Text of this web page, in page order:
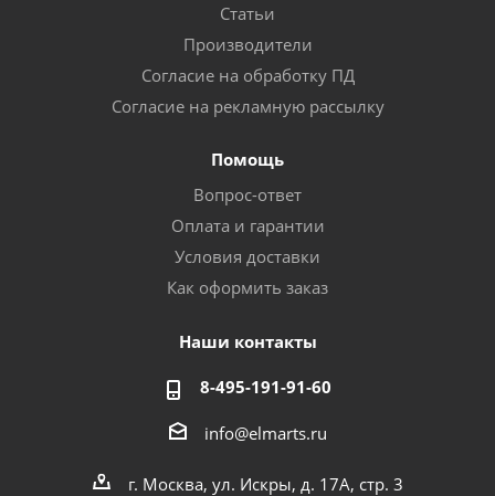
Статьи
Производители
Согласие на обработку ПД
Согласие на рекламную рассылку
Помощь
Вопрос-ответ
Оплата и гарантии
Условия доставки
Как оформить заказ
Наши контакты
8-495-191-91-60
info@elmarts.ru
г. Москва, ул. Искры, д. 17А, стр. 3